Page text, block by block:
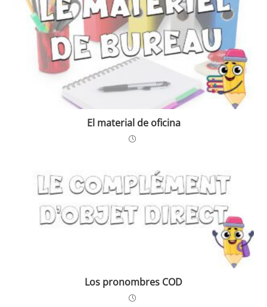
El material de oficina
Los pronombres COD